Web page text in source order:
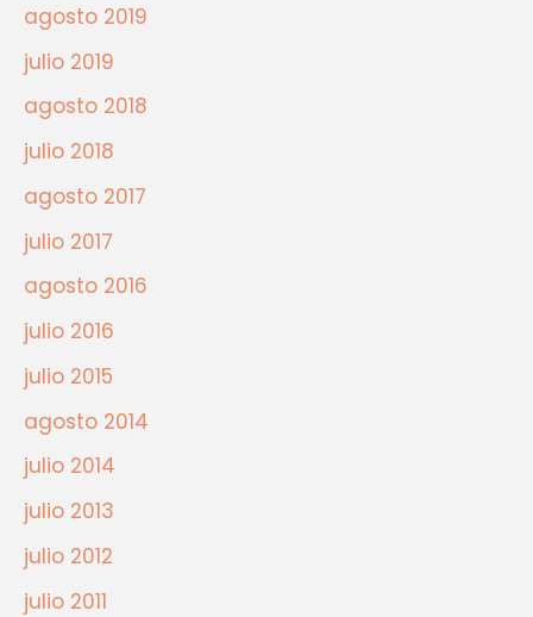
agosto 2019
julio 2019
agosto 2018
julio 2018
agosto 2017
julio 2017
agosto 2016
julio 2016
julio 2015
agosto 2014
julio 2014
julio 2013
julio 2012
julio 2011